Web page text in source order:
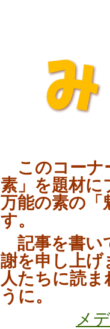
このコーナ
素」を題材に
万能の素の「
す。
記事を書い
謝を申し上
人たちに読
うに。
メ